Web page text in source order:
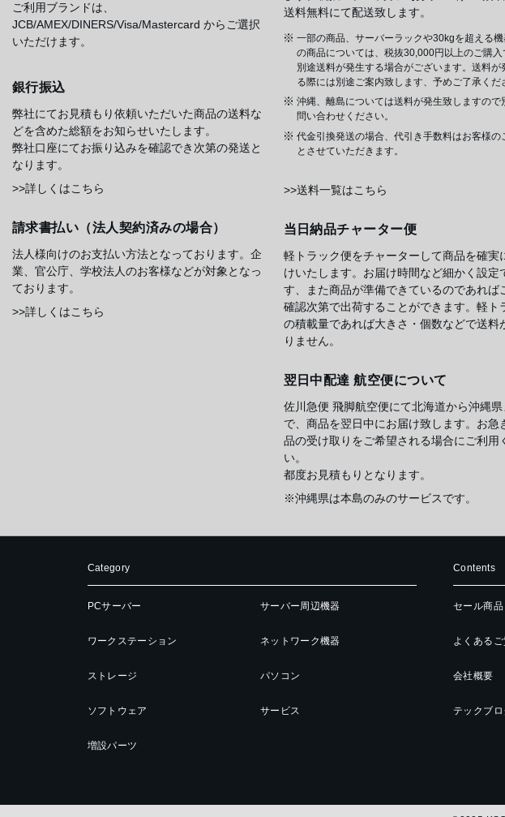
ご利用ブランドは、
JCB/AMEX/DINERS/Visa/Mastercard からご選択
いただけます。
銀行振込
弊社にてお見積もり依頼いただいた商品の送料な
どを含めた総額をお知らせいたします。
弊社口座にてお振り込みを確認でき次第の発送と
なります。
>>詳しくはこちら
請求書払い（法人契約済みの場合）
法人様向けのお支払い方法となっております。企
業、官公庁、学校法人のお客様などが対象となっ
ております。
>>詳しくはこちら
送料無料にて配送致します。
一部の商品、サーバーラックや30kgを超える
の商品については、税抜30,000円以上のご購入
別途送料が発生する場合がございます。送料が
る際には別途ご案内致します、予めご了承くだ
沖縄、離島については送料が発生致しますので
問い合わせください。
代金引換発送の場合、代引き手数料はお客様の
とさせていただきます。
>>送料一覧はこちら
当日納品チャーター便
軽トラック便をチャーターして商品を確実
けいたします。お届け時間など細かく設定
す、また商品が準備できているのであれば
確認次第で出荷することができます。軽ト
の積載量であれば大きさ・個数などで送料
りません。
翌日中配達 航空便について
佐川急便 飛脚航空便にて北海道から沖縄県
で、商品を翌日中にお届け致します。お急
品の受け取りをご希望される場合にご利用
い。
都度お見積もりとなります。
※沖縄県は本島のみのサービスです。
Category
PCサーバー
ワークステーション
ストレージ
ソフトウェア
増設パーツ
サーバー周辺機器
ネットワーク機器
パソコン
サービス
Contents
セール商品
よくあるご
会社概要
テックブロ